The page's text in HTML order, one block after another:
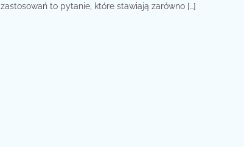
zastosowań to pytanie, które stawiają zarówno […]